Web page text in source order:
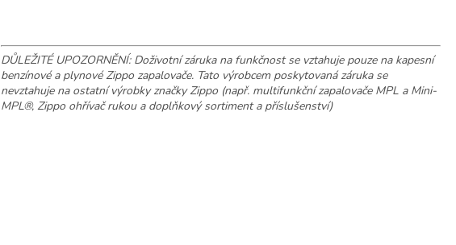
DŮLEŽITÉ UPOZORNĚNÍ: Doživotní záruka na funkčnost se vztahuje pouze na kapesní
benzínové a plynové Zippo zapalovače. Tato výrobcem poskytovaná záruka se
nevztahuje na ostatní výrobky značky Zippo (např. multifunkční zapalovače MPL a Mini-
MPL®, Zippo ohřívač rukou a doplňkový sortiment a příslušenství)